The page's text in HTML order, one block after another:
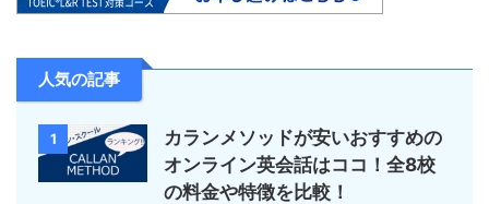
人気の記事
1
カランメソッドが安いおすすめの
オンライン英会話はココ！全8校
の料金や特徴を比較！